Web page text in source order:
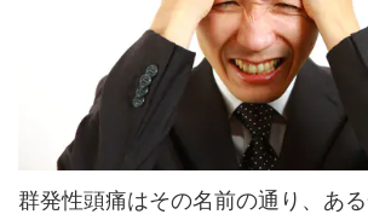
群発性頭痛はその名前の通り、あ